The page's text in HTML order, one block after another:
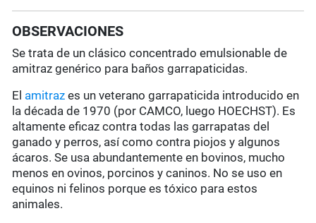
OBSERVACIONES
Se trata de un clásico concentrado emulsionable de
amitraz genérico para baños garrapaticidas.
El amitraz es un veterano garrapaticida introducido en
la década de 1970 (por CAMCO, luego HOECHST). Es
altamente eficaz contra todas las garrapatas del
ganado y perros, así como contra piojos y algunos
ácaros. Se usa abundantemente en bovinos, mucho
menos en ovinos, porcinos y caninos. No se uso en
equinos ni felinos porque es tóxico para estos
animales.